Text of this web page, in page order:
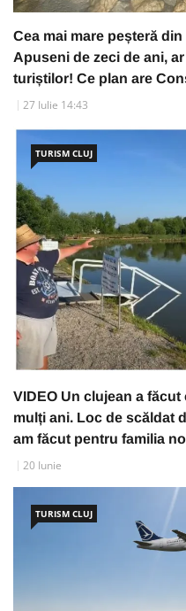
Cea mai mare peșteră
Apuseni de zeci de ani,
turiștilor! Ce plan are
27 Iulie 14:43
TURISM CLUJ
VIDEO Un clujean a
mulți ani. Loc de scăldat
am făcut pentru familia
20 Iunie
TURISM CLUJ